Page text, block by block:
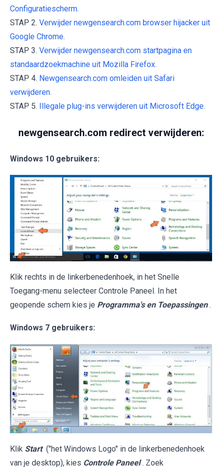
Configuratiescherm.
STAP 2. Verwijder newgensearch.com browser hijacker uit
Google Chrome.
STAP 3. Verwijder newgensearch.com startpagina en
standaardzoekmachine uit Mozilla Firefox.
STAP 4. Newgensearch.com omleiden uit Safari
verwijderen.
STAP 5. Illegale plug-ins verwijderen uit Microsoft Edge.
newgensearch.com redirect verwijderen:
Windows 10 gebruikers:
Klik rechts in de linkerbenedenhoek, in het Snelle
Toegang-menu selecteer Controle Paneel. In het
geopende schem kies je Programma's en Toepassingen .
Windows 7 gebruikers:
Klik Start ("het Windows Logo" in de linkerbenedenhoek
van je desktop), kies Controle Paneel . Zoek